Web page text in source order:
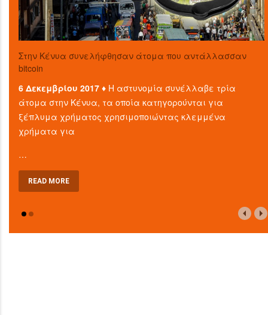
Στην Κένυα συνελήφθησαν άτομα που αντάλλασσαν
bitcoin
6 Δεκεμβρίου 2017 ♦ Η αστυνομία συνέλλαβε τρία
άτομα στην Κένυα, τα οποία κατηγορούνται για
ξέπλυμα χρήματος χρησιμοποιώντας κλεμμένα
χρήματα για
…
READ MORE